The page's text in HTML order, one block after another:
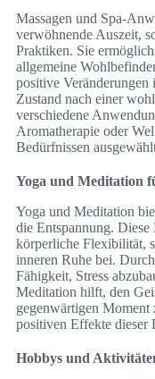
Massagen und Spa-
verwöhnende Auszeit,
Praktiken. Sie
allgemeine
positive
Zustand nach einer
verschiedene
Aromatherapie oder
Bedürfnissen
Yoga und Meditation
Yoga und Meditation
die Entspannung.
körperliche Flexibilität,
inneren Ruhe bei.
Fähigkeit, Stress
Meditation hilft, den
gegenwärtigen Moment
positiven Effekte dieser
Hobbys und